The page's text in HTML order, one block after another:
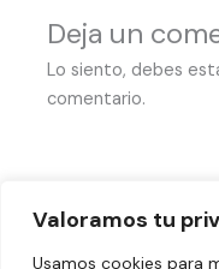
Valoramos tu
Usamos cookies para
Deja un
Lo siento, debes
comentario.